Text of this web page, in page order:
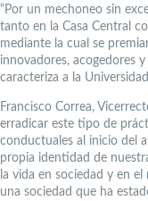
“Por un mechoneo sin
tanto en la Casa Central
mediante la cual se
innovadores, acogedores
caracteriza a la
Francisco Correa,
erradicar este tipo de
conductuales al inicio del
propia identidad de
la vida en sociedad y en
una sociedad que ha